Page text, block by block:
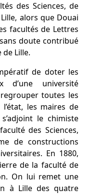
des Sciences, de
alors que Douai
facultés de Lettres
doute contribué
de Lille.
de doter les
d’une université
toutes les
les maires de
le chimiste
des Sciences,
de constructions
En 1880,
de la faculté de
On lui remet une
à Lille des quatre